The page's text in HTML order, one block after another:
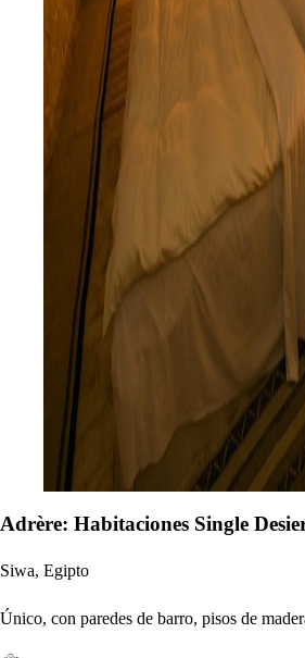
Adrère: Habitaciones Single
Siwa, Egipto
Único, con paredes de barro, pisos de